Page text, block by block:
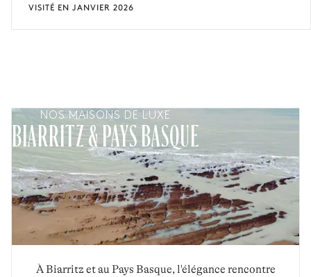
VISITÉ EN JANVIER 2026
NOS MAISONS DE LUXE
BIARRITZ & PAYS BASQUE
À Biarritz et au Pays Basque, l'élégance rencontre